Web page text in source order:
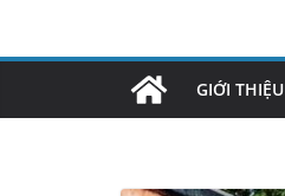
GIỚI THIỆU